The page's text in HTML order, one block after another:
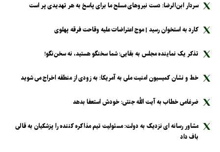
سردار ابن‌الرضا: دست نیرو‌های مسلح ما برای پاسخ به هر تهدیدی پر است
کارد به استخوان رسید | موج اعتراضات علیه وقاحت فرقه پهلوی
تذکر یک نماینده مجلس به بقایی: شما سخنگو هستید، نه سخن‌نگو!
خط و نشان کمیسیون امنیت ملی به آمریکا: به زودی از منطقه اخراج می شوید
ضرغامی خطاب به آیت الله جنتی: خودش استعفا بدهد
مشاور رسانه ای نزدیک به دولت: مسئولیت تیم مذاکره کننده را پزشکیان به قالی
باف داد